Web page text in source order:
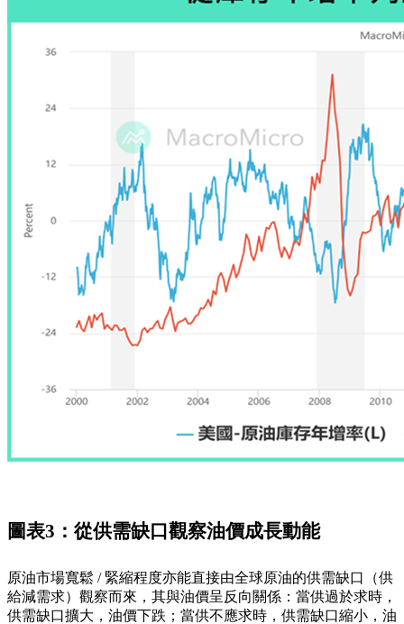
圖表3：從供需缺口觀察油價成長動能
原油市場寬鬆 / 緊縮程度亦能直接由全球原油的供需缺口（供
給減需求）觀察而來，其與油價呈反向關係：當供過於求時，
供需缺口擴大，油價下跌；當供不應求時，供需缺口縮小，油